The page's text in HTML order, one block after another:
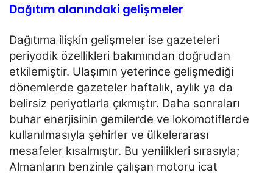
Dağıtım alanındaki gelişmeler
Dağıtıma ilişkin gelişmeler ise gazeteleri
periyodik özellikleri bakımından doğrudan
etkilemiştir. Ulaşımın yeterince gelişmediği
dönemlerde gazeteler haftalık, aylık ya da
belirsiz periyotlarla çıkmıştır. Daha sonraları
buhar enerjisinin gemilerde ve lokomotiflerde
kullanılmasıyla şehirler ve ülkelerarası
mesafeler kısalmıştır. Bu yenilikleri sırasıyla;
Almanların benzinle çalışan motoru icat